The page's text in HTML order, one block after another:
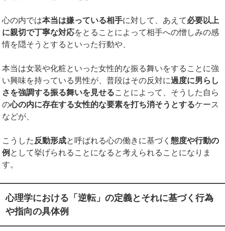
心の内では本当は嫌っている相手に対して、あえて必要以上
に親切で丁寧な対応をとることによって相手への憎しみの感
情を隠そうとするといった行動や、
本当は女装や化粧といった女性的な振る舞いをすることに強
い興味を持っている男性が、普段はその反対に過度に男らし
さを強調する振る舞いを見せることによって、そうした自ら
の心の内に存在する女性的な要素を打ち消そうとするケース
などが、
こうした 反動形成と呼ばれる心の働きに基づく態度や行動の
例 として挙げられることになると考えられることになりま
す。
心理学における「逆転」の定義とそれに基づく行為
や指向の具体例